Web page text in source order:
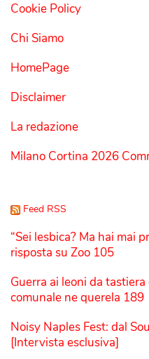
Cookie Policy
Chi Siamo
HomePage
Disclaimer
La redazione
Milano Cortina 2026
Feed RSS
“Sei lesbica? Ma hai mai
risposta su Zoo 105
Guerra ai leoni da
comunale ne querela 189
Noisy Naples Fest: dal
[Intervista esclusiva]